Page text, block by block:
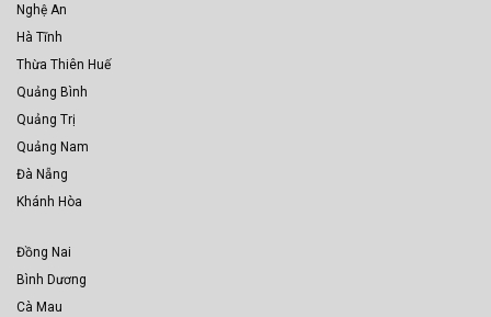
Nghệ An
Hà Tĩnh
Thừa Thiên Huế
Quảng Bình
Quảng Trị
Quảng Nam
Đà Nẵng
Khánh Hòa
Đồng Nai
Bình Dương
Cà Mau